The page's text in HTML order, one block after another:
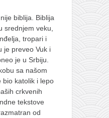
biblija. Biblija
srednjem veku,
tropari i
je preveo Vuk i
je u Srbiju.
sa našom
bio katolik i lepo
crkvenih
tekstove
od